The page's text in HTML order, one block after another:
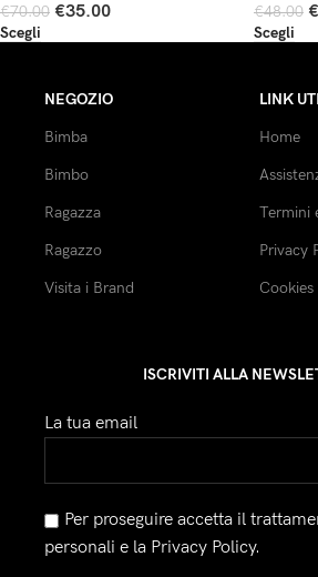
€70.00 €35.00
Scegli
€48.00 €
Scegli
NEGOZIO
Bimba
Bimbo
Ragazza
Ragazzo
Visita i Brand
LINK
Home
Termini
Privacy
Cookies
ISCRIVITI ALLA
La tua email
Per proseguire accetta il
personali e la Privacy Policy.